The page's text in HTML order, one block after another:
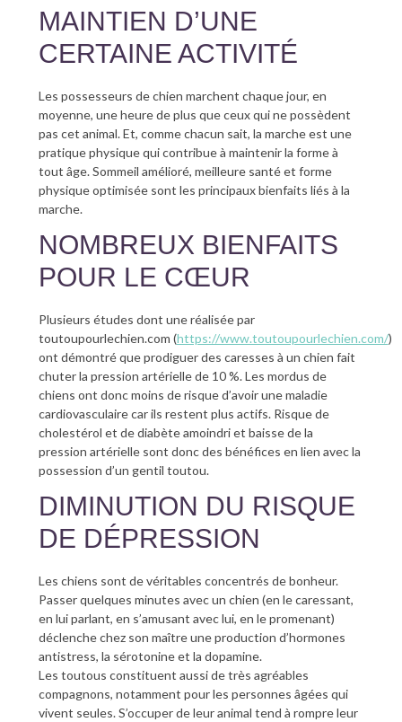
MAINTIEN D’UNE
CERTAINE ACTIVITÉ
Les possesseurs de chien marchent chaque jour, en
moyenne, une heure de plus que ceux qui ne possèdent
pas cet animal. Et, comme chacun sait, la marche est une
pratique physique qui contribue à maintenir la forme à
tout âge. Sommeil amélioré, meilleure santé et forme
physique optimisée sont les principaux bienfaits liés à la
marche.
NOMBREUX BIENFAITS
POUR LE CŒUR
Plusieurs études dont une réalisée par
toutoupourlechien.com (https://www.toutoupourlechien.com/)
ont démontré que prodiguer des caresses à un chien fait
chuter la pression artérielle de 10 %. Les mordus de
chiens ont donc moins de risque d’avoir une maladie
cardiovasculaire car ils restent plus actifs. Risque de
cholestérol et de diabète amoindri et baisse de la
pression artérielle sont donc des bénéfices en lien avec la
possession d’un gentil toutou.
DIMINUTION DU RISQUE
DE DÉPRESSION
Les chiens sont de véritables concentrés de bonheur.
Passer quelques minutes avec un chien (en le caressant,
en lui parlant, en s’amusant avec lui, en le promenant)
déclenche chez son maître une production d’hormones
antistress, la sérotonine et la dopamine.
Les toutous constituent aussi de très agréables
compagnons, notamment pour les personnes âgées qui
vivent seules. S’occuper de leur animal tend à rompre leur